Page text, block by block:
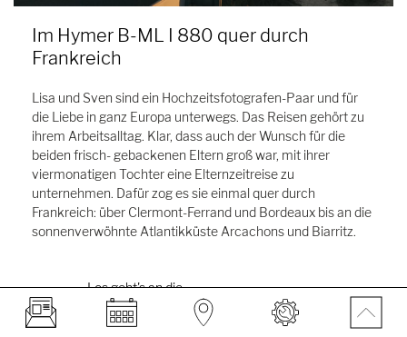
Im Hymer B-ML I 880 quer durch
Frankreich
Lisa und Sven sind ein Hochzeitsfotografen-Paar und für
die Liebe in ganz Europa unterwegs. Das Reisen gehört zu
ihrem Arbeitsalltag. Klar, dass auch der Wunsch für die
beiden frisch- gebackenen Eltern groß war, mit ihrer
viermonatigen Tochter eine Elternzeitreise zu
unternehmen. Dafür zog es sie einmal quer durch
Frankreich: über Clermont-Ferrand und Bordeaux bis an die
sonnenverwöhnte Atlantikküste Arcachons und Biarritz.
Los geht's an die
Atlantikküste!